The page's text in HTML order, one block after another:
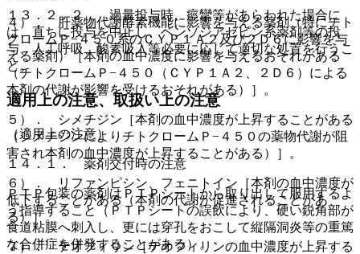
１３．２．２． 過量投与時、痙攣等があらわれた場合に
は、直ちに投与を中止し、ベンゾジアゼピン系薬剤等の投
与、人工呼吸、酸素吸入等必要に応じて適切な処置を行うこ
と。
適用上の注意、取扱い上の注意
（適用上の注意）
１４．１． 薬剤交付時の注意
ＰＴＰ包装の薬剤はＰＴＰシートから取り出して服用するよ
う指導すること（ＰＴＰシートの誤飲により、硬い鋭角部が
食道粘膜へ刺入し、更には穿孔をおこして縦隔洞炎等の重篤
な合併症を併発することがある）。
４）． 肝薬物代謝酵素機能に影響を与える薬剤（特にチト
クロームＰ−４５０系のＣＹＰ１Ａ２及び２Ｄ６に影響を与
える薬剤）［本剤の血中濃度に影響を与えるおそれがある
（チトクロームＰ−４５０（ＣＹＰ１Ａ２、２Ｄ６）による
本剤の代謝が影響を受けるおそれがある）］。
５）． シメチジン［本剤の血中濃度が上昇することがある
（シメチジンによりチトクロームＰ−４５０の薬物代謝が阻
害され本剤の血中濃度が上昇することがある）］。
６）． リファンピシン、フェニトイン［本剤の血中濃度が
低下することがある（本剤の代謝が促進されることがあ
る）］。
７）． テオフィリン［テオフィリンの血中濃度が上昇する